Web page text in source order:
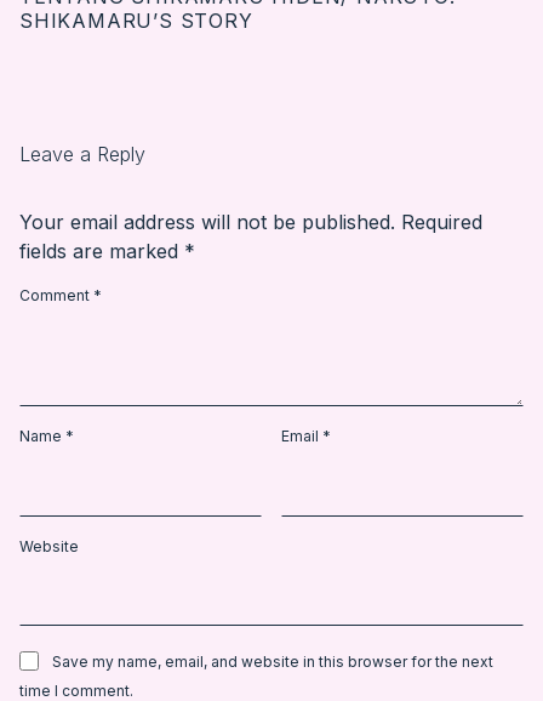
SHIKAMARU’S STORY
Leave a Reply
Your email address will not be published. Required
fields are marked *
Comment *
Name * Email *
Website
Save my name, email, and website in this browser for the next
time I comment.